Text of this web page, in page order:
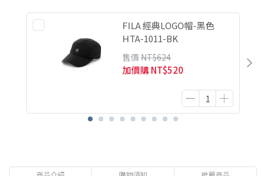
FILA 經典LOGO帽-黑色
HTA-1011-BK
售價 NT$624
加價購NT$520